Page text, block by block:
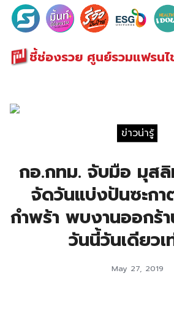
ชี้ช่องรวย ศูนย์รวมแฟรน
Search
for:
ข่าวน่ารู้
กอ.กทม. จับมือ มุส
จัดวันแบ่งปันซะกา
กำพร้า พบงานออกร้
วันนี้วันเดียวเ
May 27, 2019